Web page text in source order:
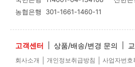
농협은행 301-1661-1460-11
고객센터 상품/배송/변경 문의
회사소개 개인정보취급방침 사업자번호